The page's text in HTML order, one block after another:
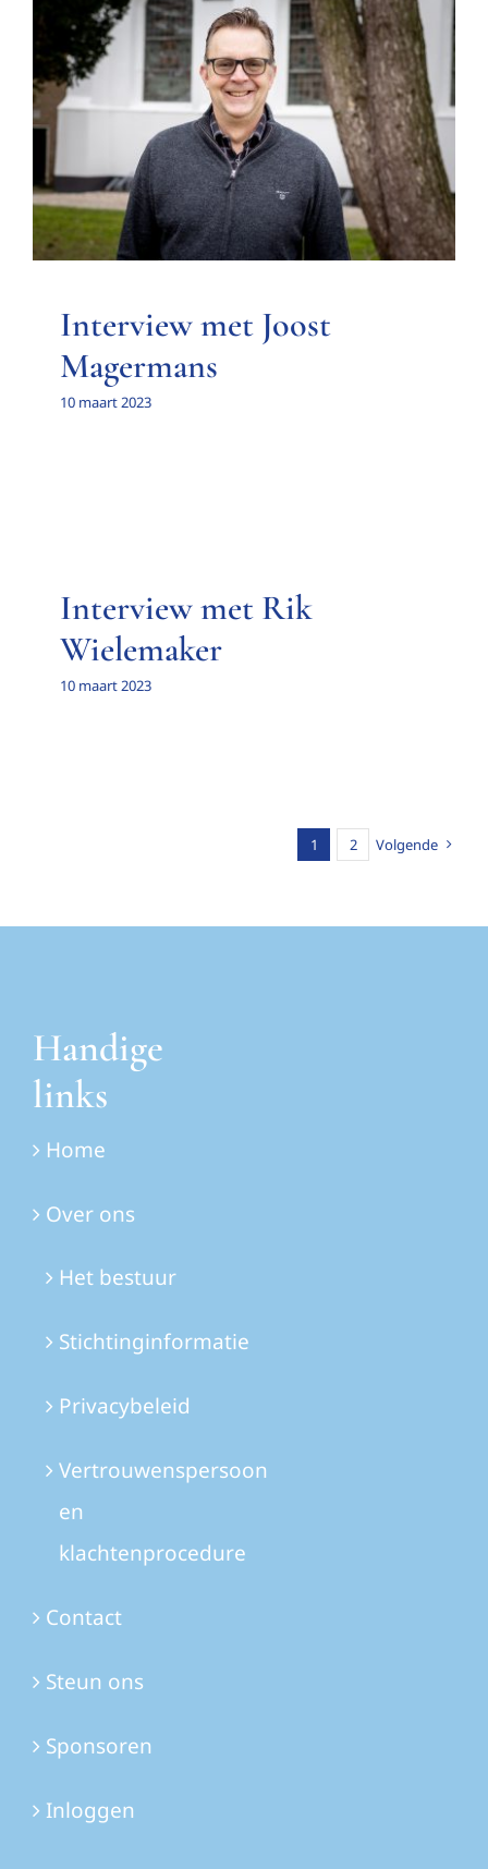
Interview met Joost
Magermans
Interview met een bestuurslid
Interview met Joost
Magermans
10 maart 2023
Interview met Rik
Wielemaker
10 maart 2023
1 2 Volgende
Handige
links
Home
Over ons
Het bestuur
Stichtinginformatie
Privacybeleid
Vertrouwenspersoon
en
klachtenprocedure
Contact
Steun ons
Sponsoren
Inloggen